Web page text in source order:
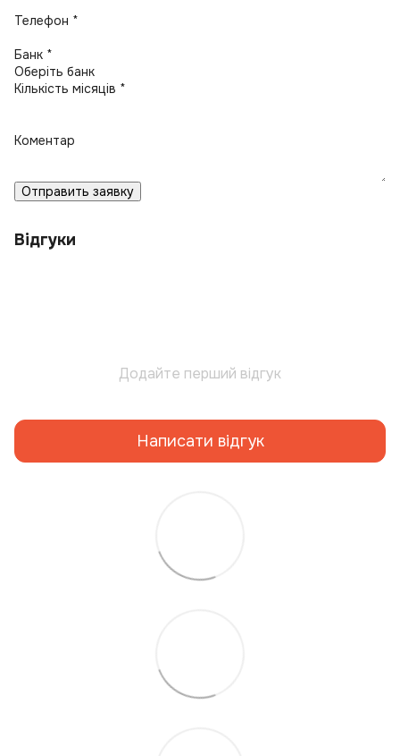
Телефон *
Банк *
Кількість місяців *
Коментар
Отправить заявку
Відгуки
Додайте перший відгук
Написати відгук